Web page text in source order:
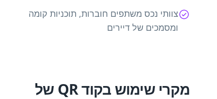
צוותי נכס משתפים חוברות, תוכניות קומה
ומסמכים של דיירים
מקרי שימוש בקוד QR של